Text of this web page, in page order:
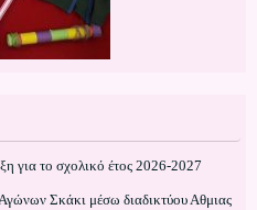
για το σχολικό έτος 2026-2027
Σκάκι μέσω διαδικτύου Αθμιας